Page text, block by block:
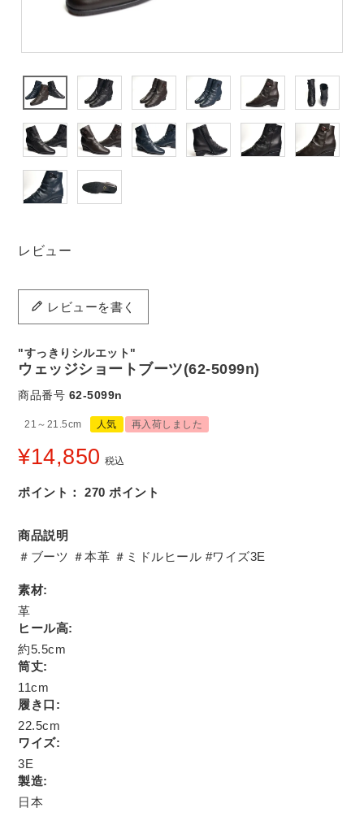
レビュー
レビューを書く
"すっきりシルエット"
ウェッジショートブーツ(62-5099n)
商品番号 62-5099n
21～21.5cm 人気 再入荷しました
¥14,850 税込
ポイント： 270 ポイント
商品説明
＃ブーツ ＃本革 ＃ミドルヒール #ワイズ3E
素材:
革
ヒール高:
約5.5cm
筒丈:
11cm
履き口:
22.5cm
ワイズ:
3E
製造:
日本